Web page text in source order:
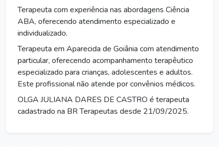
Terapeuta com experiência nas abordagens Ciência
ABA, oferecendo atendimento especializado e
individualizado.
Terapeuta em Aparecida de Goiânia com atendimento
particular, oferecendo acompanhamento terapêutico
especializado para crianças, adolescentes e adultos.
Este profissional não atende por convênios médicos.
OLGA JULIANA DARES DE CASTRO é terapeuta
cadastrado na BR Terapeutas desde 21/09/2025.